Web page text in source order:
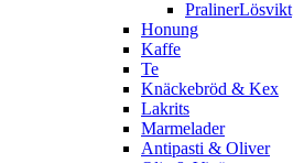
PralinerLösvikt
Honung
Kaffe
Te
Knäckebröd & Kex
Lakrits
Marmelader
Antipasti & Oliver